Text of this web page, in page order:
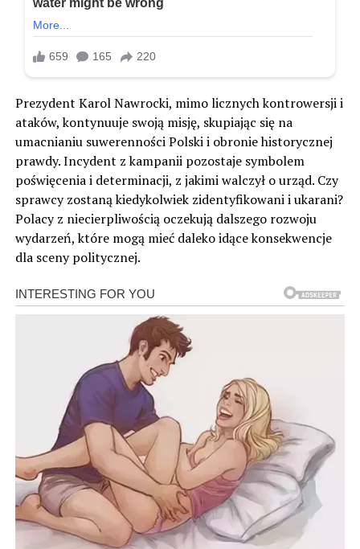
Prezydent Karol Nawrocki, mimo licznych kontrowersji i
ataków, kontynuuje swoją misję, skupiając się na
umacnianiu suwerenności Polski i obronie historycznej
prawdy. Incydent z kampanii pozostaje symbolem
poświęcenia i determinacji, z jakimi walczył o urząd. Czy
sprawcy zostaną kiedykolwiek zidentyfikowani i ukarani?
Polacy z niecierpliwością oczekują dalszego rozwoju
wydarzeń, które mogą mieć daleko idące konsekwencje
dla sceny politycznej.